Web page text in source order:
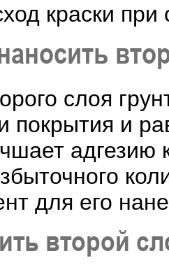
краски
слоя
покрытия и
для его
второй